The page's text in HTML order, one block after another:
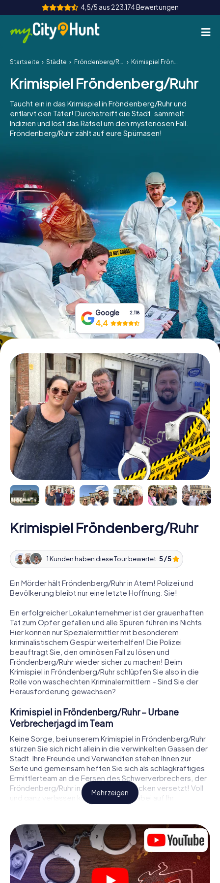
4,5/5 aus 223.174 Bewertungen
So funktioniert's
Städte
Touren
Teamevent
INT AT
ES
IE
IT
NL
Tickets buchen
Gutscheine bestellen
Startseite Städte Fröndenberg/Ruhr Krimispiel Fröndenberg/Ruhr
Krimispiel Fröndenberg/Ruhr
Taucht ein in das Krimispiel in Fröndenberg/Ruhr und
entlarvt den Täter! Durchstreift die Stadt, sammelt
Indizien und löst das Rätsel um den mysteriösen Fall.
Fröndenberg/Ruhr zählt auf eure Spürnasen!
Google 2.118
4,4
Krimispiel Fröndenberg/Ruhr
1 Kunden haben diese Tour bewertet:5 / 5
Ein Mörder hält Fröndenberg/Ruhr in Atem! Polizei und
Bevölkerung bleibt nur eine letzte Hoffnung: Sie!
Ein erfolgreicher Lokalunternehmer ist der grauenhaften
Tat zum Opfer gefallen und alle Spuren führen ins Nichts.
Hier können nur Spezialermittler mit besonderem
kriminalistischem Gespür weiterhelfen! Die Polizei
beauftragt Sie, den ominösen Fall zu lösen und
Fröndenberg/Ruhr wieder sicher zu machen! Beim
Krimispiel in Fröndenberg/Ruhr schlüpfen Sie also in die
Rolle von waschechten Kriminalermittlern – Sind Sie der
Herausforderung gewachsen?
Krimispiel in Fröndenberg/Ruhr – Urbane
Verbrecherjagd im Team
Keine Sorge, bei unserem Krimispiel in Fröndenberg/Ruhr
stürzen Sie sich nicht allein in die verwinkelten Gassen der
Stadt. Ihre Freunde und Verwandten stehen Ihnen zur
Seite und gemeinsam heften Sie sich als schlagkräftiges
Ermittlerteam an die Fersen des Schwerverbrechers, der
Fröndenberg/Ruhr in Angst und Schrecken versetzt! Voll
und ganz verlassen können Sie sich dabei auf Ihr
wichtigstes Ermittlerutensil, Ihr Smartphone. Mittels GPS-
zu zahlreichen Schauplätzen in Fröndenberg/Ruhr, die mit
der Tat in Verbindung stehen, und schließlich zum Mörder.
An jedem Ort knacken Sie knifflige Rätsel und kommen so
Stück für Stück der Lösung des Falls immer näher. Anders
als bei einem klassischen Krimi Dinner in Fröndenberg/Ruhr
bestimmen also Sie das Geschehen, bewegen sich an der
Mehr zeigen